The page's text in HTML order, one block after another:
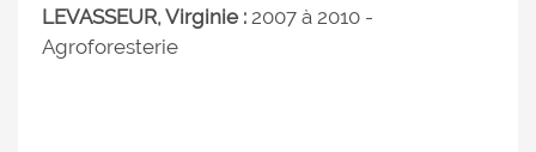
LEVASSEUR, Virginie : 2007 à 2010 -
Agroforesterie